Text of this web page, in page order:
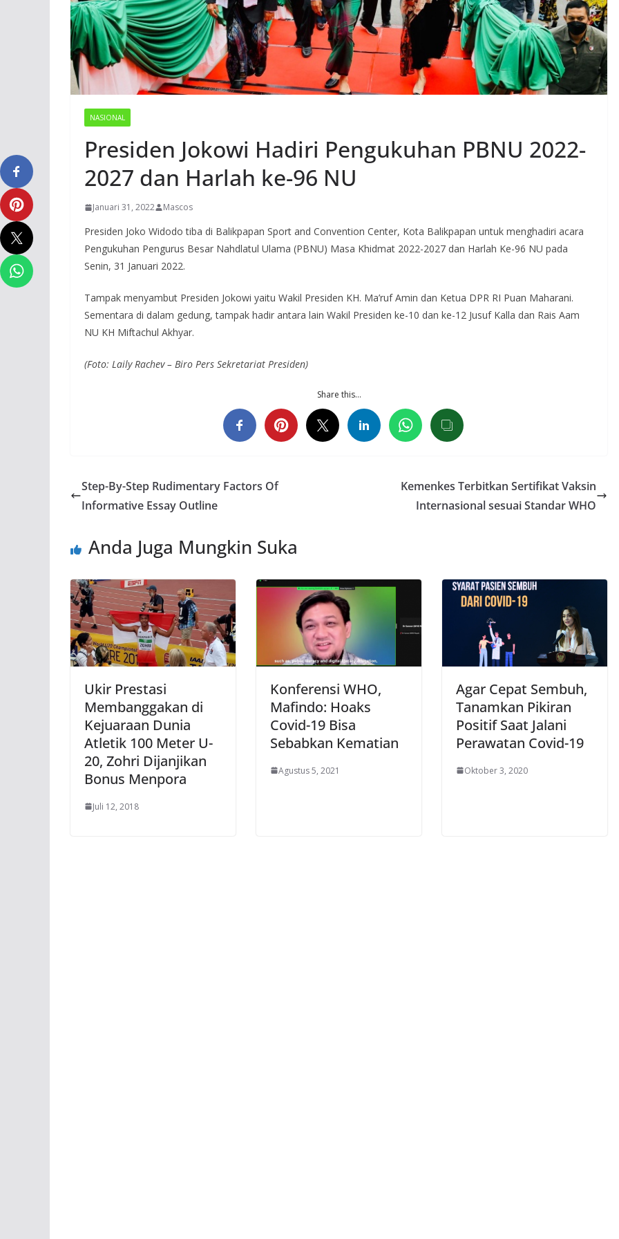
NASIONAL
Presiden Jokowi Hadiri Pengukuhan PBNU 2022-
2027 dan Harlah ke-96 NU
Januari 31, 2022 Mascos
Presiden Joko Widodo tiba di Balikpapan Sport and Convention Center, Kota Balikpapan untuk menghadiri acara
Pengukuhan Pengurus Besar Nahdlatul Ulama (PBNU) Masa Khidmat 2022-2027 dan Harlah Ke-96 NU pada
Senin, 31 Januari 2022.
Tampak menyambut Presiden Jokowi yaitu Wakil Presiden KH. Ma’ruf Amin dan Ketua DPR RI Puan Maharani.
Sementara di dalam gedung, tampak hadir antara lain Wakil Presiden ke-10 dan ke-12 Jusuf Kalla dan Rais Aam
NU KH Miftachul Akhyar.
(Foto: Laily Rachev – Biro Pers Sekretariat Presiden)
Share this…
Step-By-Step Rudimentary Factors Of
Informative Essay Outline
Kemenkes Terbitkan Sertifikat Vaksin
Internasional sesuai Standar WHO
Anda Juga Mungkin Suka
Ukir Prestasi
Membanggakan di
Kejuaraan Dunia
Atletik 100 Meter U-
20, Zohri Dijanjikan
Bonus Menpora
Juli 12, 2018
Konferensi WHO,
Mafindo: Hoaks
Covid-19 Bisa
Sebabkan Kematian
Agustus 5, 2021
Agar Cepat Sembuh,
Tanamkan Pikiran
Positif Saat Jalani
Perawatan Covid-19
Oktober 3, 2020